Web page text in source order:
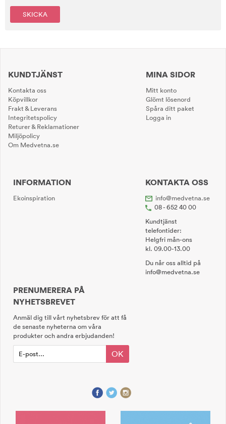
SKICKA
KUNDTJÄNST
Kontakta oss
Köpvillkor
Frakt & Leverans
Integritetspolicy
Returer & Reklamationer
Miljöpolicy
Om Medvetna.se
MINA SIDOR
Mitt konto
Glömt lösenord
Spåra ditt paket
Logga in
INFORMATION
Ekoinspiration
KONTAKTA OSS
info@medvetna.se
08 - 652 40 00
Kundtjänst
telefontider:
Helgfri mån-ons
kl. 09.00-13.00
Du når oss alltid på
info@medvetna.se
PRENUMERERA PÅ
NYHETSBREVET
Anmäl dig till vårt nyhetsbrev för att få
de senaste nyheterna om våra
produkter och andra erbjudanden!
OK